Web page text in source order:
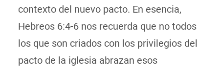
contexto del nuevo pacto. En esencia,
Hebreos 6:4-6 nos recuerda que no todos
los que son criados con los privilegios del
pacto de la iglesia abrazan esos